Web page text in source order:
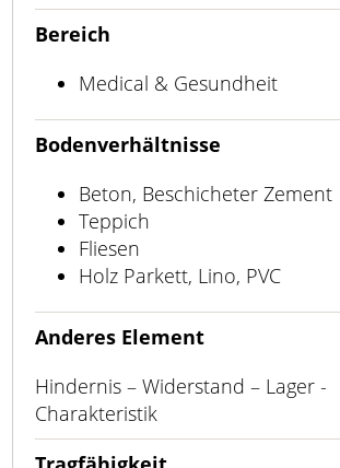
Bereich
Medical & Gesundheit
Bodenverhältnisse
Beton, Beschicheter Zement
Teppich
Fliesen
Holz Parkett, Lino, PVC
Anderes Element
Hindernis – Widerstand – Lager -
Charakteristik